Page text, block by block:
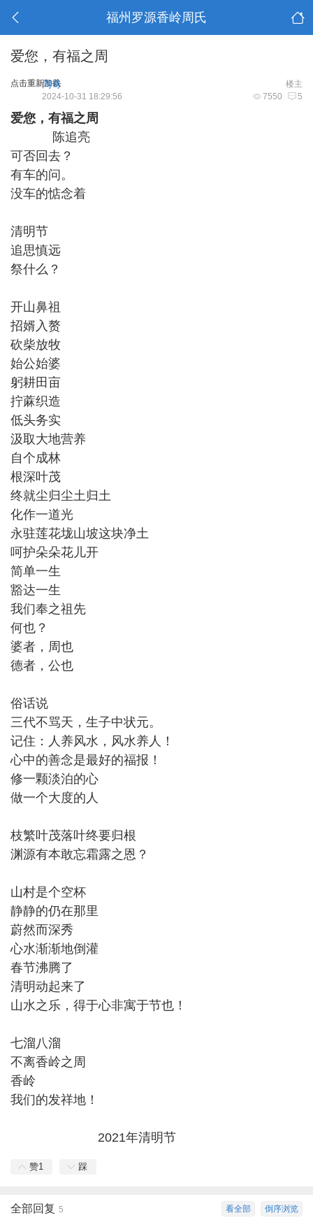
福州罗源香岭周氏
爱您，有福之周
点击重新加载 楼主
周奇
7550 5
2024-10-31 18:29:56
爱您，有福之周
陈追亮
可否回去？
有车的问。
没车的惦念着
清明节
追思慎远
祭什么？
开山鼻祖
招婿入赘
砍柴放牧
始公始婆
躬耕田亩
拧蔴织造
低头务实
汲取大地营养
自个成林
根深叶茂
终就尘归尘土归土
化作一道光
永驻莲花垅山坡这块净土
呵护朵朵花儿开
简单一生
豁达一生
我们奉之祖先
何也？
婆者，周也
德者，公也
俗话说
三代不骂天，生子中状元。
记住：人养风水，风水养人！
心中的善念是最好的福报！
修一颗淡泊的心
做一个大度的人
枝繁叶茂落叶终要归根
渊源有本敢忘霜露之恩？
山村是个空杯
静静的仍在那里
蔚然而深秀
心水渐渐地倒灌
春节沸腾了
清明动起来了
山水之乐，得于心非寓于节也！
七溜八溜
不离香岭之周
香岭
我们的发祥地！
2021年清明节
赞1 踩
倒序浏览
看全部
全部回复 5